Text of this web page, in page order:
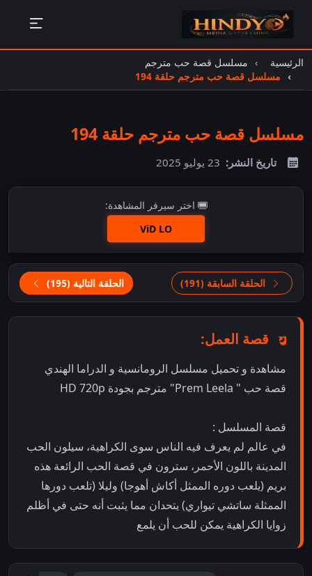
الرئيسية
مسلسل قصة حب مترجم
مسلسل قصة حب مترجم حلقة 194
مسلسل قصة حب مترجم حلقة 194
تاريخ النشر: 23 يوليو 2025
اختر سيرفر المشاهدة:
ViD LO
اضغط للمشاهدة
الحلقة السابقة (191)
الحلقة التالية (195)
قصة العمل:
مشاهدة و تحميل مسلسل الرومانسية و الدراما الهندي
قصة حب " Prem Leela" مترجم بجودة HD 720p
قصة المسلسل :
في عالم لم يعرف فيه الناس سوى الكراهية، سيلون الحب
المدينة باللون الأحمر، سترون في قصة الحب الرائعة هذه
بريم (يلعب دوره الممثل أكاش أهوجا) وليلا (تلعب دورها
الممثلة ساتشي تيواري) يتحدان مما يثبت أنه حتى في أظلم
زوايا الكراهية يمكن للحب أن يلمع